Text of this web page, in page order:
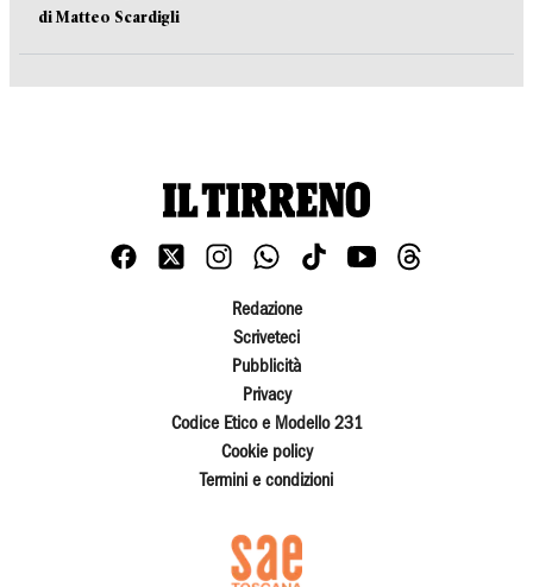
di Matteo Scardigli
Redazione
Scriveteci
Pubblicità
Privacy
Codice Etico e Modello 231
Cookie policy
Termini e condizioni